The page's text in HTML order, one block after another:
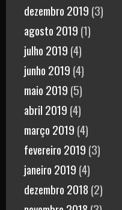
dezembro 2019 (3)
agosto 2019 (1)
julho 2019 (4)
junho 2019 (4)
maio 2019 (5)
abril 2019 (4)
março 2019 (4)
fevereiro 2019 (3)
janeiro 2019 (4)
dezembro 2018 (2)